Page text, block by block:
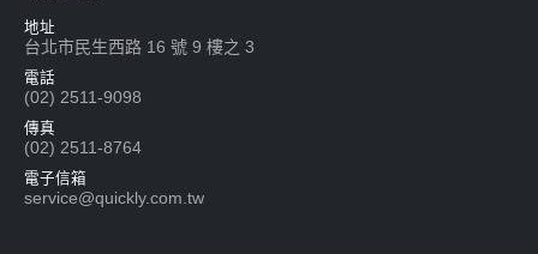
地址
台北市民生西路 16 號 9 樓之 3
電話
(02) 2511-9098
傳真
(02) 2511-8764
電子信箱
service@quickly.com.tw